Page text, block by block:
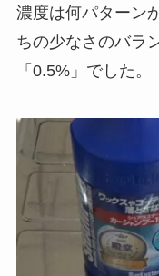
濃度は何パターン
ちの少なさのバラ
「0.5%」でした。